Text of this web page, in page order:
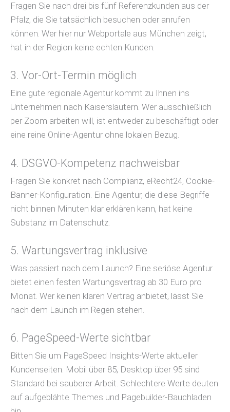
Fragen Sie nach drei bis fünf Referenzkunden aus der
Pfalz, die Sie tatsächlich besuchen oder anrufen
können. Wer hier nur Webportale aus München zeigt,
hat in der Region keine echten Kunden.
3. Vor-Ort-Termin möglich
Eine gute regionale Agentur kommt zu Ihnen ins
Unternehmen nach Kaiserslautern. Wer ausschließlich
per Zoom arbeiten will, ist entweder zu beschäftigt oder
eine reine Online-Agentur ohne lokalen Bezug.
4. DSGVO-Kompetenz nachweisbar
Fragen Sie konkret nach Complianz, eRecht24, Cookie-
Banner-Konfiguration. Eine Agentur, die diese Begriffe
nicht binnen Minuten klar erklären kann, hat keine
Substanz im Datenschutz.
5. Wartungsvertrag inklusive
Was passiert nach dem Launch? Eine seriöse Agentur
bietet einen festen Wartungsvertrag ab 30 Euro pro
Monat. Wer keinen klaren Vertrag anbietet, lässt Sie
nach dem Launch im Regen stehen.
6. PageSpeed-Werte sichtbar
Bitten Sie um PageSpeed Insights-Werte aktueller
Kundenseiten. Mobil über 85, Desktop über 95 sind
Standard bei sauberer Arbeit. Schlechtere Werte deuten
auf aufgeblähte Themes und Pagebuilder-Bauchladen